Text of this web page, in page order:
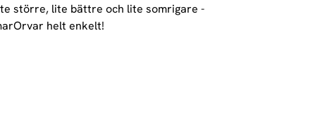
större, lite bättre och lite somrigare -
helt enkelt!